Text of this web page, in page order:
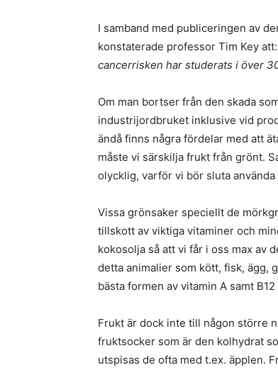
I samband med publiceringen av
konstaterade professor Tim Key att:
cancerrisken har studerats i över
Om man bortser från den skada
industrijordbruket inklusive vid
ändå finns några fördelar med att
måste vi särskilja frukt från grönt.
olycklig, varför vi bör sluta
Vissa grönsaker speciellt de
tillskott av viktiga vitaminer och
kokosolja så att vi får i oss max av
detta animalier som kött, fisk, ägg,
bästa formen av vitamin A samt
Frukt är dock inte till någon större
fruktsocker som är den kolhydrat
utspisas de ofta med t.ex. äpplen.